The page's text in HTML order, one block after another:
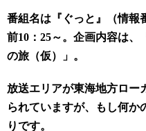
番組名は『ぐっと』（情報
前10：25～。企画内容は
の旅（仮）」。
放送エリアが東海地方ロー
られていますが、もし何か
りです。